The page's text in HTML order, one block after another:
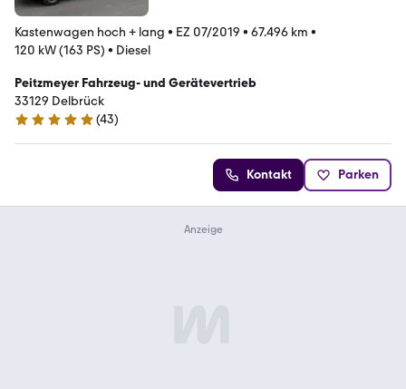
Kastenwagen hoch + lang • EZ 07/2019 • 67.496 km •
120 kW (163 PS) • Diesel
Peitzmeyer Fahrzeug- und Gerätevertrieb
33129 Delbrück
5 Sterne
(43)
Kontakt Parken